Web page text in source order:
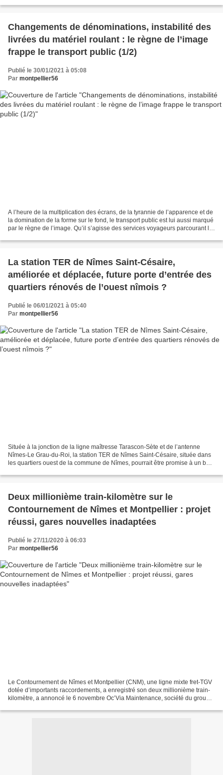
Changements de dénominations, instabilité des
livrées du matériel roulant : le règne de l’image
frappe le transport public (1/2)
Publié le 30/01/2021 à 05:08
Par montpellier56
A l’heure de la multiplication des écrans, de la tyrannie de l’apparence et de
la domination de la forme sur le fond, le transport public est lui aussi marqué
par le règne de l’image. Qu’il s’agisse des services voyageurs parcourant le
La station TER de Nîmes Saint-Césaire,
améliorée et déplacée, future porte d’entrée des
quartiers rénovés de l’ouest nîmois ?
Publié le 06/01/2021 à 05:40
Par montpellier56
Située à la jonction de la ligne maîtresse Tarascon-Sète et de l’antenne
Nîmes-Le Grau-du-Roi, la station TER de Nîmes Saint-Césaire, située dans
les quartiers ouest de la commune de Nîmes, pourrait être promise à un bel
Deux millionième train-kilomètre sur le
Contournement de Nîmes et Montpellier : projet
réussi, gares nouvelles inadaptées
Publié le 27/11/2020 à 06:03
Par montpellier56
Le Contournement de Nîmes et Montpellier (CNM), une ligne mixte fret-TGV
dotée d’importants raccordements, a enregistré son deux millionième train-
kilomètre, a annoncé le 6 novembre Oc’Via Maintenance, société du groupe